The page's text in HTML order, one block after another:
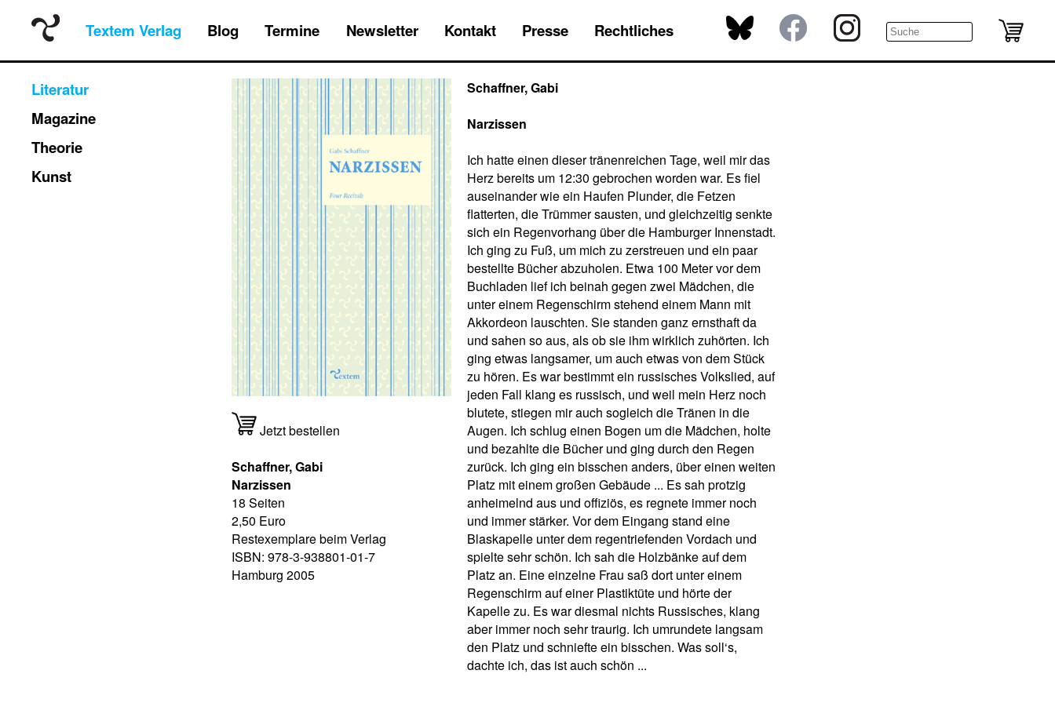
Textem Verlag Blog Termine Newsletter Kontakt Presse Rechtliches
Literatur
Magazine
Theorie
Kunst
Schaffner, Gabi
Narzissen
Ich hatte einen dieser tränenreichen Tage, weil mir das
Herz bereits um 12:30 gebrochen worden war. Es fiel
auseinander wie ein Haufen Plunder, die Fetzen
flatterten, die Trümmer sausten, und gleichzeitig senkte
sich ein Regenvorhang über die Hamburger Innenstadt.
Ich ging zu Fuß, um mich zu zerstreuen und ein paar
bestellte Bücher abzuholen. Etwa 100 Meter vor dem
Buchladen lief ich beinah gegen zwei Mädchen, die
unter einem Regenschirm stehend einem Mann mit
Akkordeon lauschten. Sie standen ganz ernsthaft da
und sahen so aus, als ob sie ihm wirklich zuhörten. Ich
ging etwas langsamer, um auch etwas von dem Stück
zu hören. Es war bestimmt ein russisches Volkslied, auf
jeden Fall klang es russisch, und weil mein Herz noch
blutete, stiegen mir auch sogleich die Tränen in die
Augen. Ich schlug einen Bogen um die Mädchen, holte
und bezahlte die Bücher und ging durch den Regen
zurück. Ich ging ein bisschen anders, über einen weiten
Platz mit einem großen Gebäude ... Es sah protzig
anheimelnd aus und offiziös, es regnete immer noch
und immer stärker. Vor dem Eingang stand eine
Blaskapelle unter dem regentriefenden Vordach und
spielte sehr schön. Ich sah die Holzbänke auf dem
Platz an. Eine einzelne Frau saß dort unter einem
Regenschirm auf einer Plastiktüte und hörte der
Kapelle zu. Es war diesmal nichts Russisches, klang
aber immer noch sehr traurig. Ich umrundete langsam
den Platz und schniefte ein bisschen. Was soll‘s,
dachte ich, das ist auch schön ...
Jetzt bestellen
Schaffner, Gabi
Narzissen
18 Seiten
2,50 Euro
Restexemplare beim Verlag
ISBN: 978-3-938801-01-7
Hamburg 2005